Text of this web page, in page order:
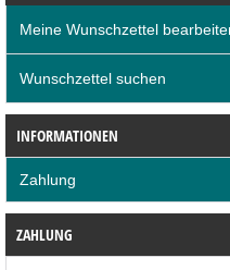
Meine Wunschzettel
Wunschzettel suchen
INFORMATIONEN
Zahlung
ZAHLUNG